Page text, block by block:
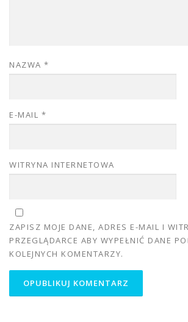
NAZWA *
E-MAIL *
WITRYNA INTERNETOWA
ZAPISZ MOJE DANE, ADRES E-MAIL I
PRZEGLĄDARCE ABY WYPEŁNIĆ DANE
KOLEJNYCH KOMENTARZY.